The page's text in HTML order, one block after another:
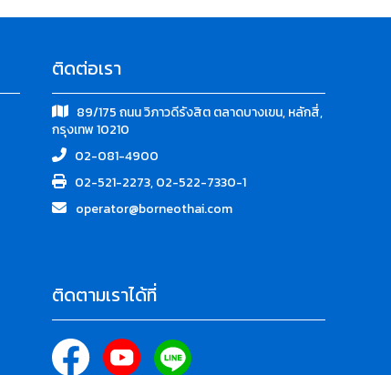
ติดต่อเรา
89/175 ถนน วิภาวดีรังสิต ตลาดบางเขน, หลักสี่,
กรุงเทพ 10210
02-081-4900
02-521-2273, 02-522-7330-1
operator@borneothai.com
ติดตามเราได้ที่